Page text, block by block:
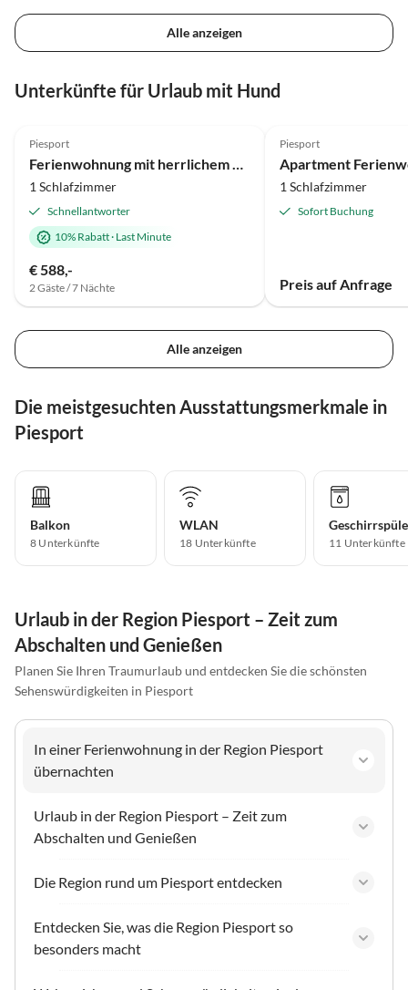
Alle anzeigen
Unterkünfte für Urlaub mit Hund
Piesport
Ferienwohnung mit herrlichem Moselblick
1 Schlafzimmer
Schnellantworter
10% Rabatt· Last Minute
€ 588,-
2 Gäste / 7 Nächte
Piesport
1 Schlafzimmer
Sofort Buchung
Preis auf Anfrage
Alle anzeigen
Die meistgesuchten Ausstattungsmerkmale in
Piesport
Balkon
8 Unterkünfte
WLAN
18 Unterkünfte 11 Unterkünfte
Urlaub in der Region Piesport – Zeit zum
Abschalten und Genießen
Planen Sie Ihren Traumurlaub und entdecken Sie die schönsten
Sehenswürdigkeiten in Piesport
In einer Ferienwohnung in der Region Piesport
übernachten
Urlaub in der Region Piesport – Zeit zum
Abschalten und Genießen
Die Region rund um Piesport entdecken
Entdecken Sie, was die Region Piesport so
besonders macht